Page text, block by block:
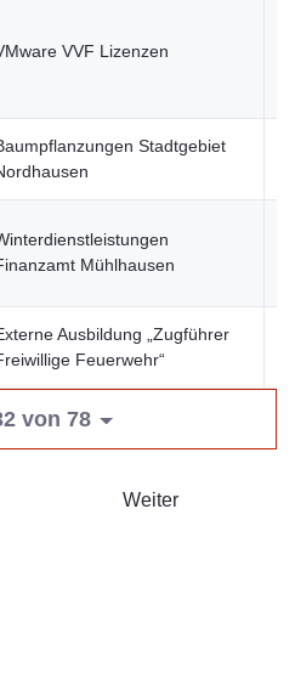
VVF Lizenzen
Stadtgebiet
Mühlhausen
Ausbildung „Zugführer
Feuerwehr“
von 78
Weiter